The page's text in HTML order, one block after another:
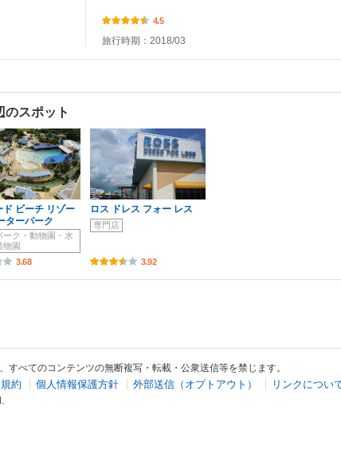
4.5
旅行時期：2018/03
のスポット
ド ビーチ リゾー
ターパーク
ーク・動物園・水
物園
3.68
ロス ドレス フォー レス
専門店
3.92
すべてのコンテンツの無断複写・転載・公衆送信等を禁じます。
約 個人情報保護方針 外部送信（オプトアウト） リンクについ